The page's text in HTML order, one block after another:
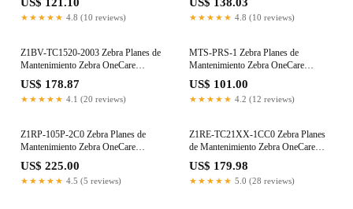
★★★★★ 4.8 (10 reviews) ★★★★★ 4.8 (10 reviews)
Z1BV-TC1520-2003 Zebra Planes de
Mantenimiento Zebra OneCare
Panamá
US$ 178.87
★★★★★ 4.1 (20 reviews)
MTS-PRS-1 Zebra Planes de
Mantenimiento Zebra OneCare
Panamá
US$ 101.00
★★★★★ 4.2 (12 reviews)
Z1RP-105P-2C0 Zebra Planes de
Mantenimiento Zebra OneCare
Panamá
US$ 225.00
★★★★★ 4.5 (5 reviews)
Z1RE-TC21XX-1CC0 Zebra Planes
de Mantenimiento Zebra OneCare
Panamá
US$ 179.98
★★★★★ 5.0 (28 reviews)